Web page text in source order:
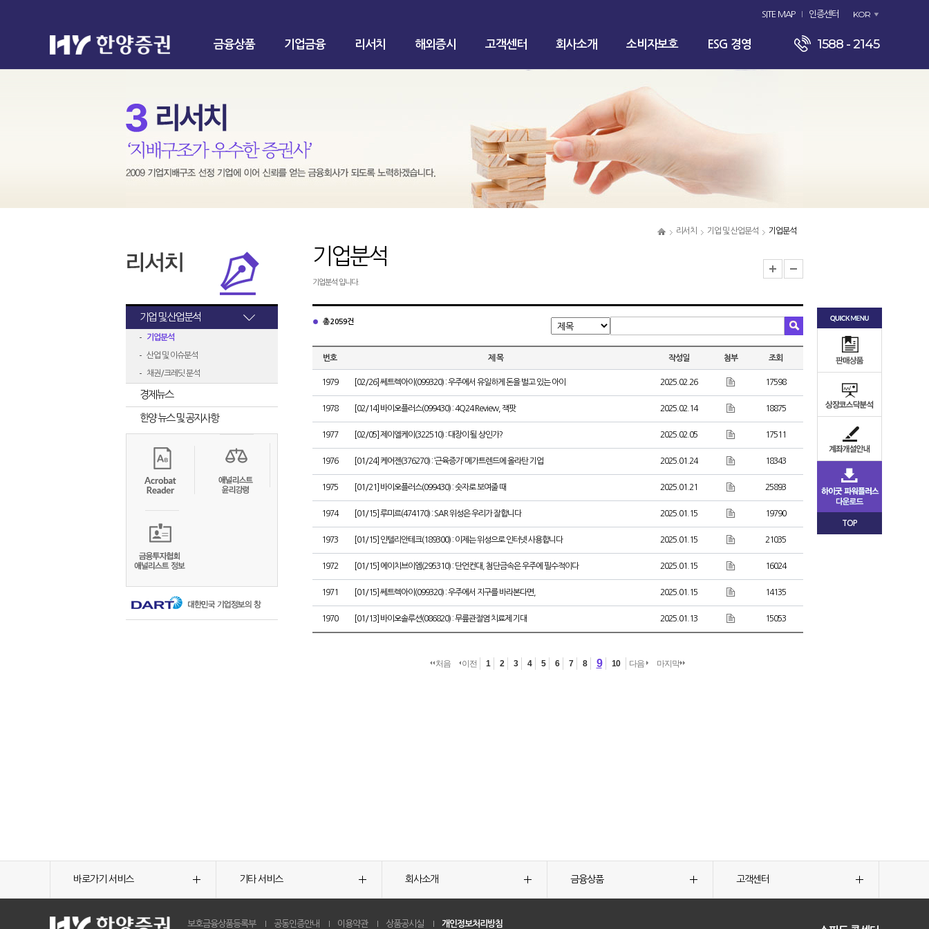
SITE MAP 인증센터 KOR
금융상품 기업금융 리서치 해외증시 고객센터 회사소개 소비자보호 ESG 경영 1588 - 2145
리서치 기업 및 산업분석 기업분석
기업 및 산업분석
기업분석
산업 및 이슈분석
채권/크레딧 분석
경제뉴스
한양 뉴스 및 공지사항
기업분석
기업분석 입니다.
총 2059건
번호 제 목 작성일 첨부 조회
1979 [02/26] 쎄트렉아이(099320) : 우주에서 유일하게 돈을 벌고 있는 아이 2025.02.26 17598
1978 [02/14] 바이오플러스(099430) : 4Q24 Review, 잭팟 2025.02.14 18875
1977 [02/05] 제이엘케이(322510) : 대장이 될 상인가? 2025.02.05 17511
1976 [01/24] 케어젠(376270) : ‘근육증가’ 메가트렌드에 올라탄 기업 2025.01.24 18343
1975 [01/21] 바이오플러스(099430) : 숫자로 보여줄 때 2025.01.21 25893
1974 [01/15] 루미르(474170) : SAR 위성은 우리가 잘합니다 2025.01.15 19790
1973 [01/15] 인텔리안테크(189300) : 이제는 위성으로 인터넷 사용합니다 2025.01.15 21035
1972 [01/15] 에이치브이엠(295310) : 단언컨대, 첨단금속은 우주에 필수적이다 2025.01.15 16024
1971 [01/15] 쎄트렉아이(099320) : 우주에서 지구를 바라본다면, 2025.01.15 14135
1970 [01/13] 바이오솔루션(086820) : 무릎관절염 치료제 기대 2025.01.13 15053
처음 이전 1 2 3 4 5 6 7 8 9 10 다음 마지막
TOP
바로가기 서비스 기타 서비스 회사소개 금융상품 고객센터
보호금융상품등록부 공동인증안내 이용약관 상품공시실 개인정보처리방침